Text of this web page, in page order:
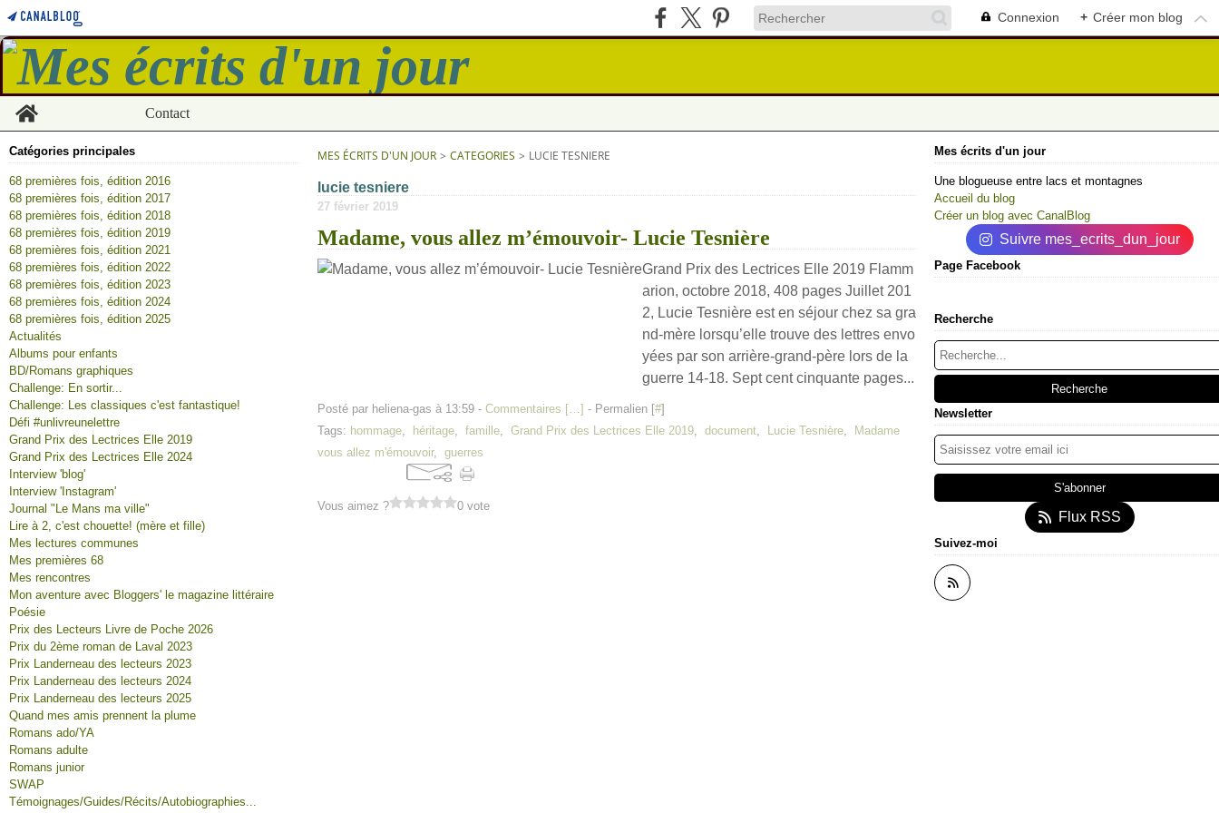
Connexion + Créer mon blog
Home
Contact
Catégories principales
68 premières fois, édition 2016
68 premières fois, édition 2017
68 premières fois, édition 2018
68 premières fois, édition 2019
68 premières fois, édition 2021
68 premières fois, édition 2022
68 premières fois, édition 2023
68 premières fois, édition 2024
68 premières fois, édition 2025
Actualités
Albums pour enfants
BD/Romans graphiques
Challenge: En sortir...
Challenge: Les classiques c'est fantastique!
Défi #unlivreunelettre
Grand Prix des Lectrices Elle 2019
Grand Prix des Lectrices Elle 2024
Interview 'blog'
Interview 'Instagram'
Journal "Le Mans ma ville"
Lire à 2, c'est chouette! (mère et fille)
Mes lectures communes
Mes premières 68
Mes rencontres
Mon aventure avec Bloggers' le magazine littéraire
Poésie
Prix des Lecteurs Livre de Poche 2026
Prix du 2ème roman de Laval 2023
Prix Landerneau des lecteurs 2023
Prix Landerneau des lecteurs 2024
Prix Landerneau des lecteurs 2025
Quand mes amis prennent la plume
Romans ado/YA
Romans adulte
Romans junior
SWAP
Témoignages/Guides/Récits/Autobiographies...
MES ÉCRITS D'UN JOUR > CATEGORIES > LUCIE TESNIERE
lucie tesniere
27 février 2019
Madame, vous allez m’émouvoir- Lucie Tesnière
Grand Prix des Lectrices Elle 2019 Flamm
arion, octobre 2018, 408 pages Juillet 201
2, Lucie Tesnière est en séjour chez sa gra
nd-mère lorsqu’elle trouve des lettres envo
yées par son arrière-grand-père lors de la
guerre 14-18. Sept cent cinquante pages...
Posté par heliena-gas à 13:59 - Commentaires […] - Permalien [#]
Tags: hommage, héritage, famille, Grand Prix des Lectrices Elle 2019, document, Lucie Tesnière,
Madame
vous allez m'émouvoir, guerres
Vous aimez ? 0 vote
Mes écrits d'un jour
Une blogueuse entre lacs et montagnes
Accueil du blog
Créer un blog avec CanalBlog
Suivre mes_ecrits_dun_jour
Page Facebook
Recherche
Newsletter
Flux RSS
Suivez-moi